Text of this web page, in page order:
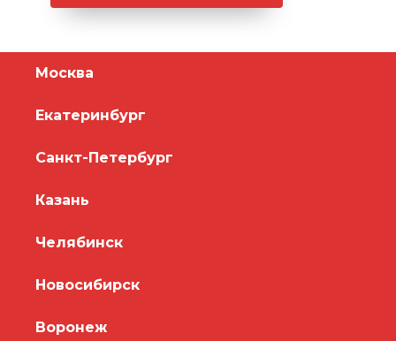
Москва
Екатеринбург
Санкт-Петербург
Казань
Челябинск
Новосибирск
Воронеж